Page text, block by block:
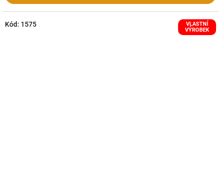
VLASTNÍ
VÝROBEK
Kód: 1575